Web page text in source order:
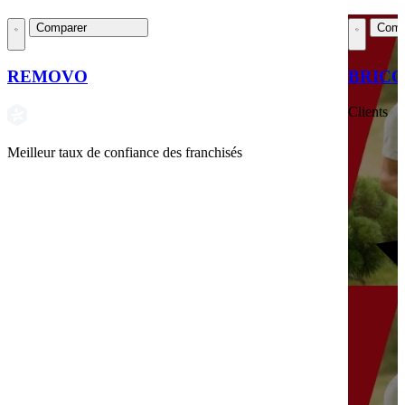
Comparer
REMOVO
Meilleur taux de confiance des franchisés
Clients